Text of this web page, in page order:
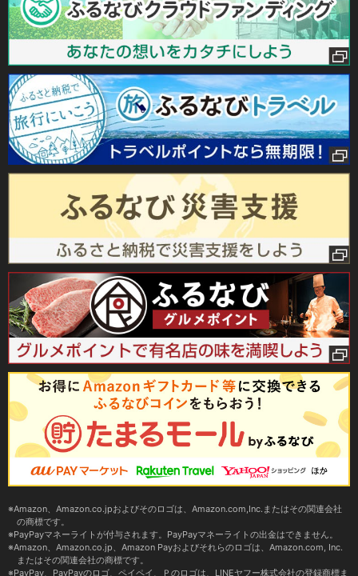
Amazon、Amazon.co.jpおよびそのロゴは、Amazon.com,Inc.またはその関連会社
の商標です。
PayPayマネーライトが付与されます。PayPayマネーライトの出金はできません。
Amazon、Amazon.co.jp、Amazon Payおよびそれらのロゴは、Amazon.com, Inc.
またはその関連会社の商標です。
PayPay、PayPayのロゴ、ペイペイ、Ｐのロゴは、LINEヤフー株式会社の登録商標ま